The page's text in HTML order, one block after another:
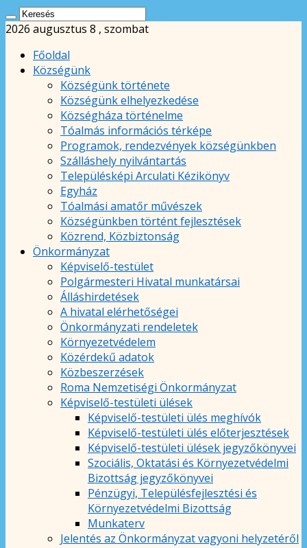
2026 augusztus 8 , szombat
Főoldal
Községünk
Községünk története
Községünk elhelyezkedése
Községháza történelme
Tóalmás információs térképe
Programok, rendezvények községünkben
Szálláshely nyilvántartás
Településképi Arculati Kézikönyv
Egyház
Tóalmási amatőr művészek
Községünkben történt fejlesztések
Közrend, Közbiztonság
Önkormányzat
Képviselő-testület
Polgármesteri Hivatal munkatársai
Álláshirdetések
A hivatal elérhetőségei
Önkormányzati rendeletek
Környezetvédelem
Közérdekű adatok
Közbeszerzések
Roma Nemzetiségi Önkormányzat
Képviselő-testületi ülések
Képviselő-testületi ülés meghívók
Képviselő-testületi ülés előterjesztések
Képviselő-testületi ülések jegyzőkönyvei
Szociális, Oktatási és Környezetvédelmi
Bizottság jegyzőkönyvei
Pénzügyi, Településfejlesztési és
Környezetvédelmi Bizottság
Munkaterv
Jelentés az Önkormányzat vagyoni helyzetéről